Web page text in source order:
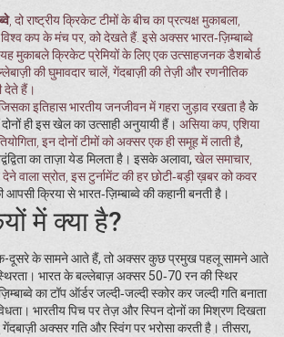
, दो राष्ट्रीय क्रिकेट टीमों के बीच का प्रत्यक्ष मुकाबला,
कप के मंच पर, को देखते हैं. इसे अक्सरभारत‑ज़िम्बाब्वे
मुकाबले क्रिकेट प्रेमियों के लिए एक उत्साहजनक डैशबोर्ड
की घुमावदार चालें, गेंदबाज़ी की तेज़ी और रणनीतिक
देते हैं।
इतिहास भारतीय जनजीवन में गहरा जुड़ाव रखता हैके
ही इस खेल का उत्साही अनुयायी हैं। असिया कप एशिया
इन दोनों टीमों को अक्सर एक ही समूह में लाती है,
का ताज़ा येड मिलता है। इसके अलावा, खेल समाचार,
वाला स्रोत, इस टुर्नामेंट की हर छोटी‑बड़ी ख़बर को कवर
आपसी क्रिया से भारत‑ज़िम्बाब्वे की कहानी बनती है।
में क्या है?
दूसरे के सामने आते हैं, तो अक्सर कुछ प्रमुख पहलू सामने आते
भारत के बल्लेबाज़ अक्सर 50‑70 रन की स्थिर
का टॉप ऑर्डर जल्दी‑जल्दी स्कोर कर जल्दी गति बनाता
भारतीय पिच पर तेज़ और स्पिन दोनों का मिश्रण दिखता
अक्सर गति और स्विंग पर भरोसा करती है। तीसरा,